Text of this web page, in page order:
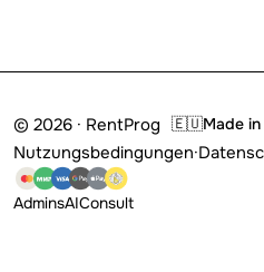
© 2026 · RentProg 🇪🇺Made
Nutzungsbedingungen·
AdminsAIConsult